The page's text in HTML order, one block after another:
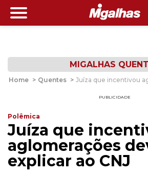
MIGALHAS
Home > Quentes > Juíza que incentivou
PUBLICIDADE
Polêmica
Juíza que
aglomerações
explicar ao CNJ